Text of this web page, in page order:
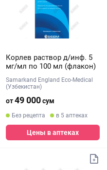
Корлев раствор д/инф. 5
мг/мл по 100 мл (флакон)
Samarkand England Eco-Medical
(Узбекистан)
от49 000сум
Без рецепта в 5 аптеках
Цены в аптеках